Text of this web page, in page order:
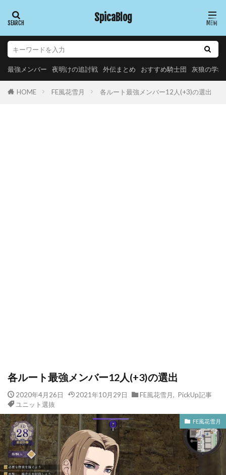
SpicaBlog
最強メンバー 夜明けの追討戦 外伝まとめ おすすめ騎士団 灰狼の学級
HOME FE風花雪月 各ルート最強メンバー12人(+3)の選出
各ルート最強メンバー12人(+3)の選出
2020年4月26日 2021年10月29日 FE風花雪月
PickUp記事
ユニット選抜
FE風花雪月